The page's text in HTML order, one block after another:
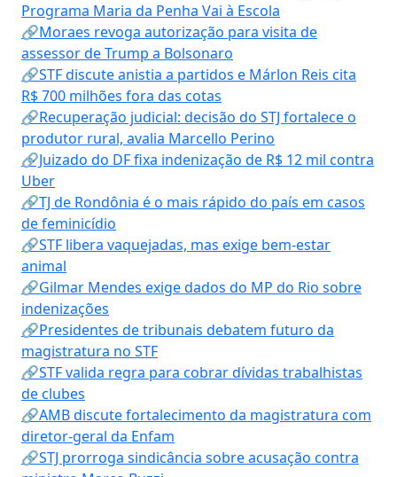
Programa Maria da Penha Vai à Escola
🔗Moraes revoga autorização para visita de
assessor de Trump a Bolsonaro
🔗STF discute anistia a partidos e Márlon Reis cita
R$ 700 milhões fora das cotas
🔗Recuperação judicial: decisão do STJ fortalece o
produtor rural, avalia Marcello Perino
🔗Juizado do DF fixa indenização de R$ 12 mil contra
Uber
🔗TJ de Rondônia é o mais rápido do país em casos
de feminicídio
🔗STF libera vaquejadas, mas exige bem-estar
animal
🔗Gilmar Mendes exige dados do MP do Rio sobre
indenizações
🔗Presidentes de tribunais debatem futuro da
magistratura no STF
🔗STF valida regra para cobrar dívidas trabalhistas
de clubes
🔗AMB discute fortalecimento da magistratura com
diretor-geral da Enfam
🔗STJ prorroga sindicância sobre acusação contra